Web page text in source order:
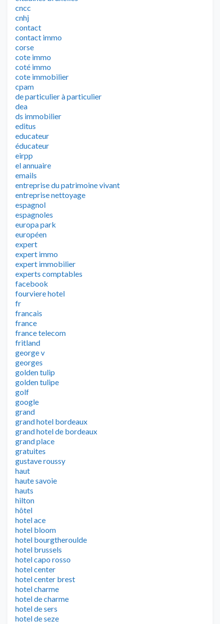
cncc
cnhj
contact
contact immo
corse
cote immo
coté immo
cote immobilier
cpam
de particulier à particulier
dea
ds immobilier
editus
educateur
éducateur
eirpp
el annuaire
emails
entreprise du patrimoine vivant
entreprise nettoyage
espagnol
espagnoles
europa park
européen
expert
expert immo
expert immobilier
experts comptables
facebook
fourviere hotel
fr
francais
france
france telecom
fritland
george v
georges
golden tulip
golden tulipe
golf
google
grand
grand hotel bordeaux
grand hotel de bordeaux
grand place
gratuites
gustave roussy
haut
haute savoie
hauts
hilton
hôtel
hotel ace
hotel bloom
hotel bourgtheroulde
hotel brussels
hotel capo rosso
hotel center
hotel center brest
hotel charme
hotel de charme
hotel de sers
hotel de seze